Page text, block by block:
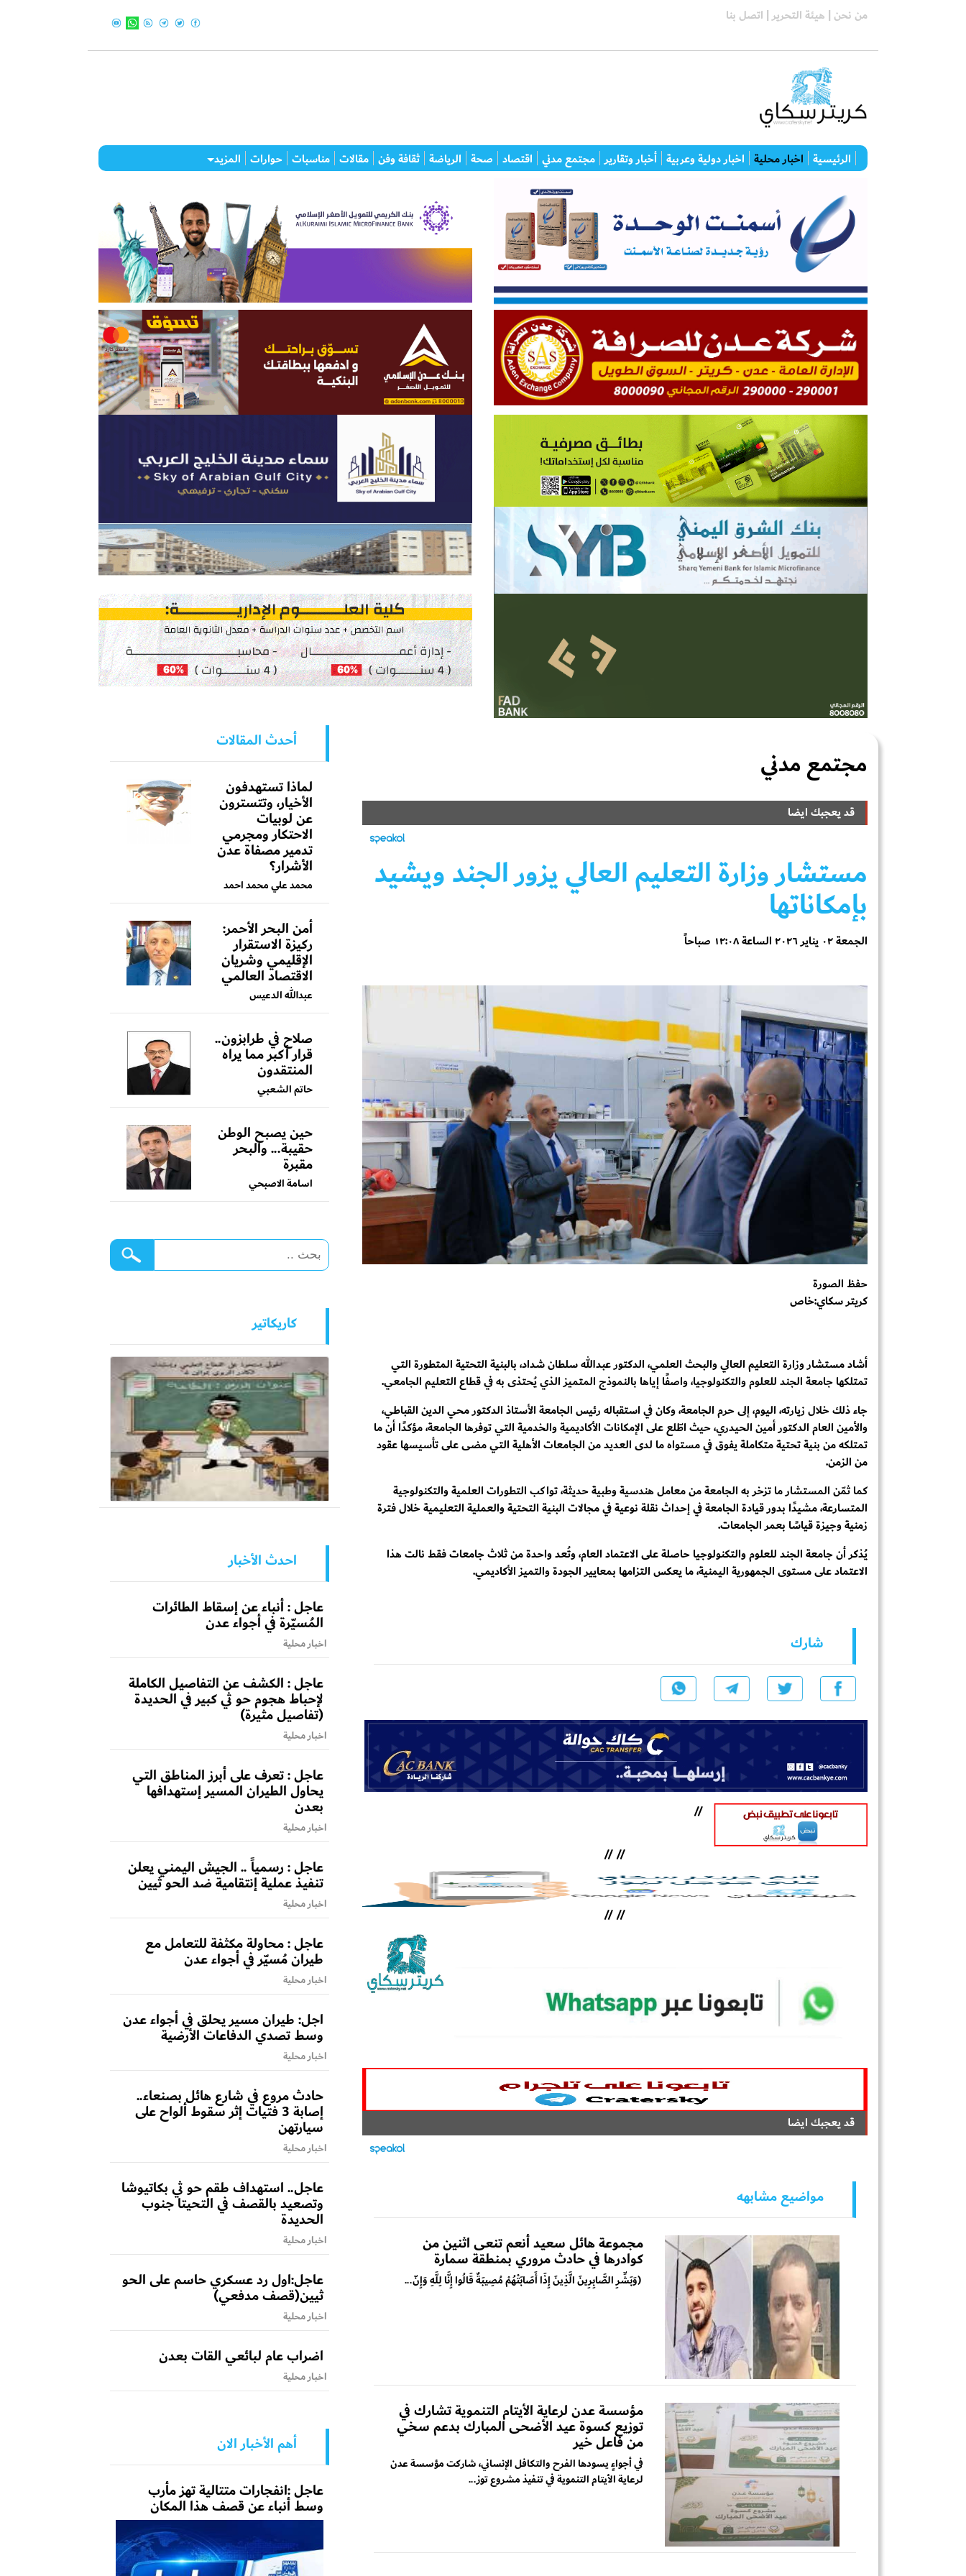
من نحن | هيئة التحرير | اتصل بنا
الرئيسية اخبار محلية اخبار دولية وعربية أخبار وتقارير مجتمع مدني اقتصاد صحة الرياضة ثقافة وفن مقالات مناسبات حوارات المزيد
مجتمع مدني
قد يعجبك ايضا
مستشار وزارة التعليم العالي يزور الجند ويشيد
بإمكاناتها
الجمعة ٠٢ يناير ٢٠٢٦ الساعة ١٢:٠٨ صباحاً
حفظ الصورة
كريتر سكاي:خاص
أشاد مستشار وزارة التعليم العالي والبحث العلمي، الدكتور عبدالله سلطان شداد، بالبنية التحتية المتطورة التي
تمتلكها جامعة الجند للعلوم والتكنولوجيا، واصفًا إياها بالنموذج المتميز الذي يُحتذى به في قطاع التعليم الجامعي.
جاء ذلك خلال زيارته، اليوم، إلى حرم الجامعة، وكان في استقباله رئيس الجامعة الأستاذ الدكتور محي الدين القباطي،
والأمين العام الدكتور أمين الحيدري، حيث اطّلع على الإمكانات الأكاديمية والخدمية التي توفرها الجامعة، مؤكدًا أن ما
تمتلكه من بنية تحتية متكاملة يفوق في مستواه ما لدى العديد من الجامعات الأهلية التي مضى على تأسيسها عقود
من الزمن.
كما ثمّن المستشار ما تزخر به الجامعة من معامل هندسية وطبية حديثة، تواكب التطورات العلمية والتكنولوجية
المتسارعة، مشيدًا بدور قيادة الجامعة في إحداث نقلة نوعية في مجالات البنية التحتية والعملية التعليمية خلال فترة
زمنية وجيزة قياسًا بعمر الجامعات.
يُذكر أن جامعة الجند للعلوم والتكنولوجيا حاصلة على الاعتماد العام، وتُعد واحدة من ثلاث جامعات فقط نالت هذا
الاعتماد على مستوى الجمهورية اليمنية، ما يعكس التزامها بمعايير الجودة والتميز الأكاديمي.
شارك
//
//
//
//
//
قد يعجبك ايضا
مواضيع مشابهه
مجموعة هائل سعيد أنعم تنعى اثنين من
كوادرها في حادث مروري بمنطقة سمارة
(وَبَشِّرِ الصَّابِرِينَ الَّذِينَ إِذَا أَصَابَتْهُمْ مُصِيبَةٌ قَالُوا إِنَّا لِلَّهِ وَإِنّ...
مؤسسة عدن لرعاية الأيتام التنموية تشارك في
توزيع كسوة عيد الأضحى المبارك بدعم سخي
من فاعل خير
في أجواءٍ يسودها الفرح والتكافل الإنساني، شاركت مؤسسة عدن
لرعاية الأيتام التنموية في تنفيذ مشروع توز...
أحدث المقالات
لماذا تستهدفون
الأخيار، وتتسترون
عن لوبيات
الاحتكار ومجرمي
تدمير مصفاة عدن
الأشرار؟
محمد علي محمد احمد
أمن البحر الأحمر:
ركيزة الاستقرار
الإقليمي وشريان
الاقتصاد العالمي
عبدالله الدعيس
صلاح في طرابزون..
قرار أكبر مما يراه
المنتقدون
حاتم الشعبي
حين يصبح الوطن
حقيبة... والبحر
مقبرة
اسامة الاصبحي
كاريكاتير
احدث الأخبار
عاجل : أنباء عن إسقاط الطائرات
المُسيّرة في أجواء عدن
اخبار محلية
عاجل : الكشف عن التفاصيل الكاملة
لإحباط هجوم حو ثي كبير في الحديدة
(تفاصيل مثيرة)
اخبار محلية
عاجل : تعرف على أبرز المناطق التي
يحاول الطيران المسير إستهدافها
بعدن
اخبار محلية
عاجل : رسمياً .. الجيش اليمني يعلن
تنفيذ عملية إنتقامية ضد الحو ثيين
اخبار محلية
عاجل : محاولة مكثفة للتعامل مع
طيران مُسيّر في أجواء عدن
اخبار محلية
اجل: طيران مسير يحلق في أجواء عدن
وسط تصدي الدفاعات الأرضية
اخبار محلية
حادث مروع في شارع هائل بصنعاء..
إصابة 3 فتيات إثر سقوط ألواح على
سيارتهن
اخبار محلية
عاجل.. استهداف طقم حو ثي بكاتيوشا
وتصعيد بالقصف في التحيتا جنوب
الحديدة
اخبار محلية
عاجل:اول رد عسكري حاسم على الحو
ثيين(قصف مدفعي)
اخبار محلية
اضراب عام لبائعي القات بعدن
اخبار محلية
أهم الأخبار الان
عاجل :انفجارات متتالية تهز مأرب
وسط أنباء عن قصف هذا المكان